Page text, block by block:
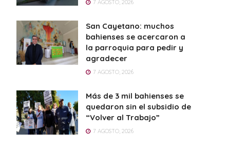
7 AGOSTO, 2026
San Cayetano: muchos
bahienses se acercaron a
la parroquia para pedir y
agradecer
7 AGOSTO, 2026
Más de 3 mil bahienses se
quedaron sin el subsidio de
“Volver al Trabajo”
7 AGOSTO, 2026